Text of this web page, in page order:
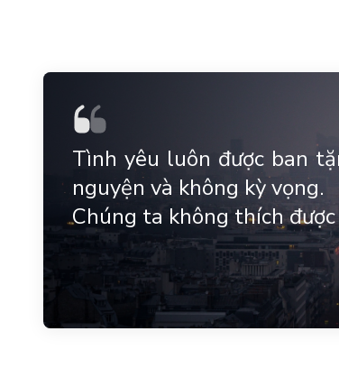
Tình yêu luôn được ban
nguyện và không kỳ vọng.
Chúng ta không thích